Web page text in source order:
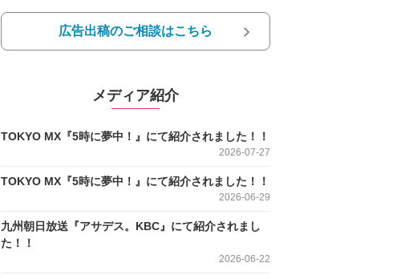
広告出稿のご相談はこちら
メディア紹介
TOKYO MX『5時に夢中！』にて紹介されました！！
2026-07-27
TOKYO MX『5時に夢中！』にて紹介されました！！
2026-06-29
九州朝日放送『アサデス。KBC』にて紹介されまし
た！！
2026-06-22